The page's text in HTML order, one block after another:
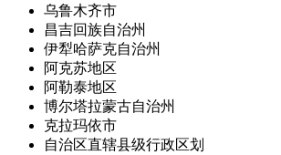
乌鲁木齐市
昌吉回族自治州
伊犁哈萨克自治州
阿克苏地区
阿勒泰地区
博尔塔拉蒙古自治州
克拉玛依市
自治区直辖县级行政区划